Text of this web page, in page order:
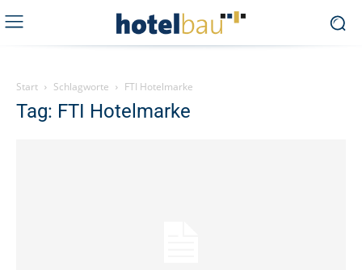
Start Schlagworte FTI Hotelmarke
Tag: FTI Hotelmarke